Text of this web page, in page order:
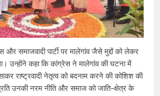
और समाजवादी पार्टी पर मालेगांव जैसे मुद्दों को लेकर
उन्होंने कहा कि कांग्रेस ने मालेगांव की घटना में
राष्ट्रवादी नेतृत्व को बदनाम करने की कोशिश की
उनकी नरम नीति और समाज को जाति-क्षेत्र के